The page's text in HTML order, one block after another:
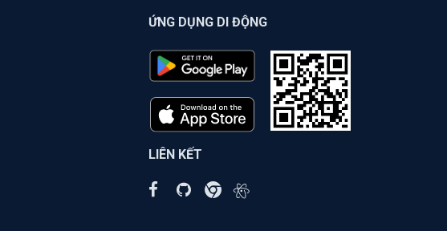
ỨNG DỤNG DI ĐỘNG
LIÊN KẾT